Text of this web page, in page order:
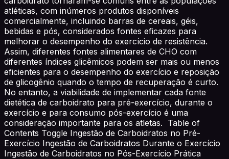
atléticas, com inúmeros produtos disponíveis
comercialmente, incluindo barras de cereais, géis,
bebidas e pós, considerados fontes eficazes para
melhorar o desempenho do exercício de resistência.
Assim, diferentes fontes alimentares de CHO com
diferentes índices glicêmicos podem ser mais ou menos
eficientes para o desempenho do exercício e reposição
de glicogênio quando o tempo de recuperação é curto.
No entanto, a viabilidade de implementar cada fonte
dietética de carboidrato para pré-exercício, durante o
exercício e para consumo pós-exercício é uma
consideração importante para os atletas. Table of
Contents Toggle Ingestão de Carboidratos no Pré-
Exercício Ingestão de Carboidratos Durante o Exercício
Ingestão de Carboidratos no Pós-Exercício Prática